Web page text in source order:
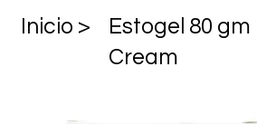
​Inicio >
Estogel 80 gm
Cream